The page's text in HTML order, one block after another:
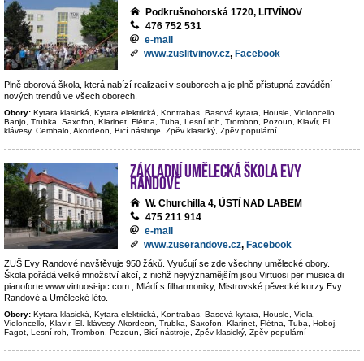
Podkrušnohorská 1720, LITVÍNOV
476 752 531
e-mail
www.zuslitvinov.cz, Facebook
Plně oborová škola, která nabízí realizaci v souborech a je plně přístupná zavádění
nových trendů ve všech oborech.
Obory: Kytara klasická, Kytara elektrická, Kontrabas, Basová kytara, Housle, Violoncello,
Banjo, Trubka, Saxofon, Klarinet, Flétna, Tuba, Lesní roh, Trombon, Pozoun, Klavír, El.
klávesy, Cembalo, Akordeon, Bicí nástroje, Zpěv klasický, Zpěv populární
Základní umělecká škola Evy
Randové
W. Churchilla 4, ÚSTÍ NAD LABEM
475 211 914
e-mail
www.zuserandove.cz, Facebook
ZUŠ Evy Randové navštěvuje 950 žáků. Vyučují se zde všechny umělecké obory.
Škola pořádá velké množství akcí, z nichž nejvýznamějším jsou Virtuosi per musica di
pianoforte www.virtuosi-ipc.com , Mládí s filharmoniky, Mistrovské pěvecké kurzy Evy
Randové a Umělecké léto.
Obory: Kytara klasická, Kytara elektrická, Kontrabas, Basová kytara, Housle, Viola,
Violoncello, Klavír, El. klávesy, Akordeon, Trubka, Saxofon, Klarinet, Flétna, Tuba, Hoboj,
Fagot, Lesní roh, Trombon, Pozoun, Bicí nástroje, Zpěv klasický, Zpěv populární